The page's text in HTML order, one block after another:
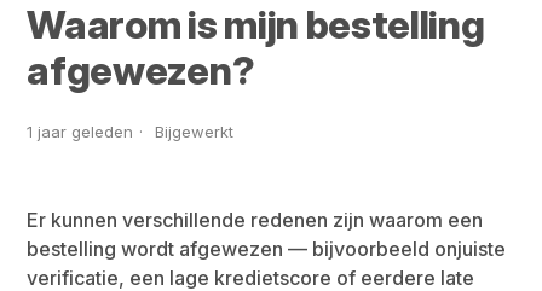
Waarom is mijn bestelling
afgewezen?
1 jaar geleden Bijgewerkt
Er kunnen verschillende redenen zijn waarom een
bestelling wordt afgewezen — bijvoorbeeld onjuiste
verificatie, een lage kredietscore of eerdere late